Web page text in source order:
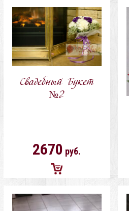
Свадебный Букет
№2
2670 руб.
Добавить
в
корзину